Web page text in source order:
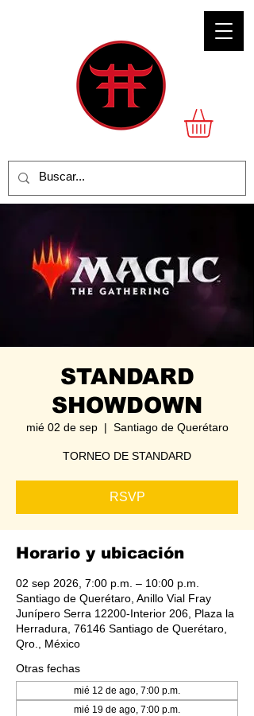
STANDARD
SHOWDOWN
mié 02 de sep
  |
Santiago de Querétaro
TORNEO DE STANDARD
RSVP
Horario y ubicación
02 sep 2026, 7:00 p.m. – 10:00 p.m.
Santiago de Querétaro, Anillo Vial Fray
Junípero Serra 12200-Interior 206, Plaza la
Herradura, 76146 Santiago de Querétaro,
Qro., México
Otras fechas
mié 12 de ago, 7:00 p.m.
mié 19 de ago, 7:00 p.m.